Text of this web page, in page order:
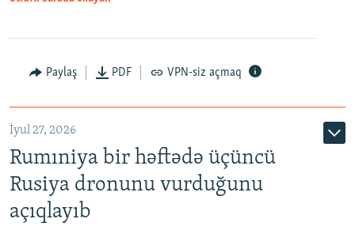
Paylaş PDF VPN-siz açmaq
İyul 27, 2026
Rumıniya bir həftədə üçüncü
Rusiya dronunu vurduğunu
açıqlayıb